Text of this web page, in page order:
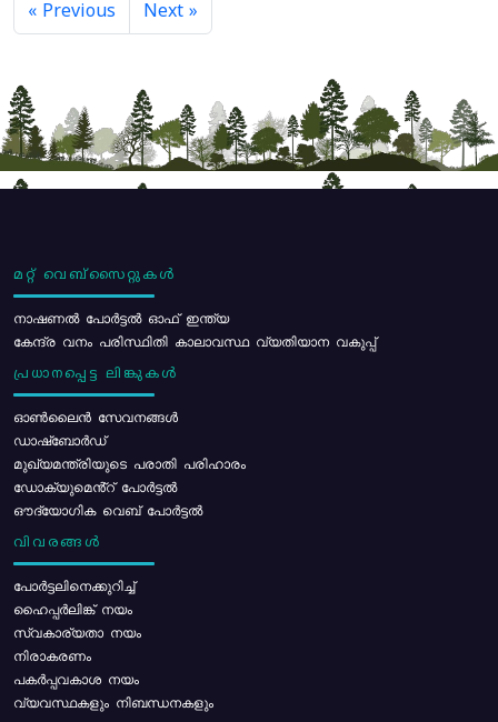
« Previous Next »
മറ്റ് വെബ്സൈറ്റുകൾ
നാഷണൽ പോർട്ടൽ ഓഫ് ഇന്ത്യ
കേന്ദ്ര വനം പരിസ്ഥിതി കാലാവസ്ഥ വ്യതിയാന വകുപ്പ്
പ്രധാനപ്പെട്ട ലിങ്കുകൾ
ഓൺലൈൻ സേവനങ്ങൾ
ഡാഷ്ബോർഡ്
മുഖ്യമന്ത്രിയുടെ പരാതി പരിഹാരം
ഡോക്യുമെൻ്റ് പോർട്ടൽ
ഔദ്യോഗിക വെബ് പോർട്ടൽ
വിവരങ്ങൾ
പോര്‍ട്ടലിനെക്കുറിച്ച്
ഹൈപ്പർലിങ്ക് നയം
സ്വകാര്യതാ നയം
നിരാകരണം
പകർപ്പവകാശ നയം
വ്യവസ്ഥകളും നിബന്ധനകളും